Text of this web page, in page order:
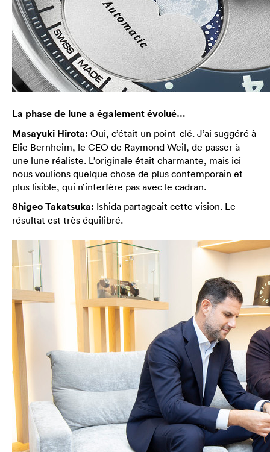
La phase de lune a également évolué…
Masayuki Hirota: Oui, c’était un point-clé. J’ai suggéré à
Elie Bernheim, le CEO de Raymond Weil, de passer à
une lune réaliste. L’originale était charmante, mais ici
nous voulions quelque chose de plus contemporain et
plus lisible, qui n’interfère pas avec le cadran.
Shigeo Takatsuka: Ishida partageait cette vision. Le
résultat est très équilibré.